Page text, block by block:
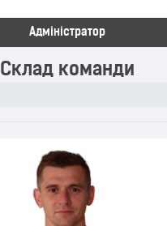
Адміністратор
Склад команди